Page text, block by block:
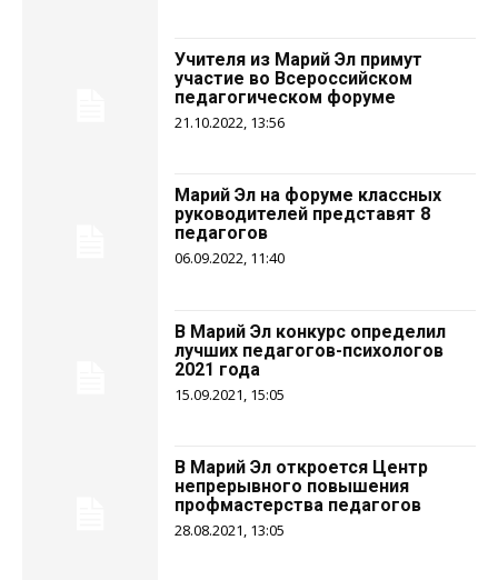
Учителя из Марий Эл примут
участие во Всероссийском
педагогическом форуме
21.10.2022, 13:56
Марий Эл на форуме классных
руководителей представят 8
педагогов
06.09.2022, 11:40
В Марий Эл конкурс определил
лучших педагогов-психологов
2021 года
15.09.2021, 15:05
В Марий Эл откроется Центр
непрерывного повышения
профмастерства педагогов
28.08.2021, 13:05